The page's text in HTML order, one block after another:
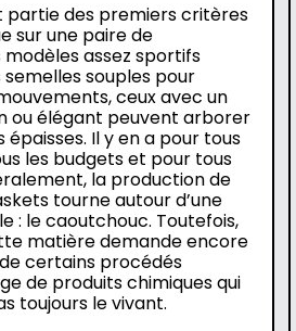
partie des premiers critères
sur une paire de
modèles assez sportifs
souples pour
ceux avec un
ou élégant peuvent arborer
épaisses. Il y en a pour tous
les budgets et pour tous
la production de
tourne autour d’une
: le caoutchouc. Toutefois,
matière demande encore
certains procédés
de produits chimiques qui
toujours le vivant.